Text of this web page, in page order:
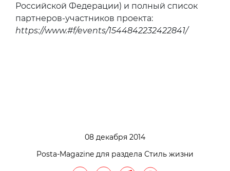
Российской Федерации) и полный список
партнеров-участников проекта:
https://www.#f/events/1544842232422841/
08 декабря 2014
Posta-Magazine для раздела Стиль жизни